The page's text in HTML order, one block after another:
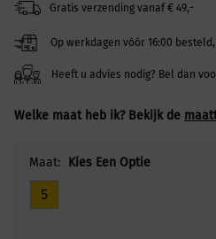
Gratis verzending vanaf € 49,-
Op werkdagen vóór 16:00
Heeft u advies nodig? Bel dan
Welke maat heb ik? Bekijk de
Maat: Kies Een Optie
5